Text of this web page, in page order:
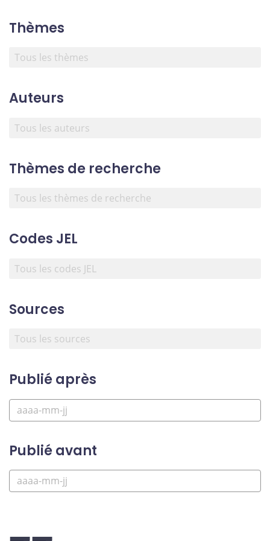
Thèmes
Auteurs
Thèmes de recherche
Codes JEL
Sources
Publié après
Publié avant